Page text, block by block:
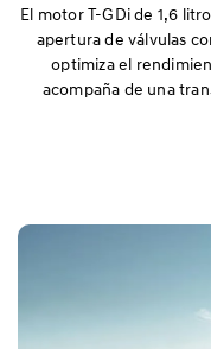
El motor T-GDi de 1,6
apertura de válvulas
optimiza el
acompaña de una